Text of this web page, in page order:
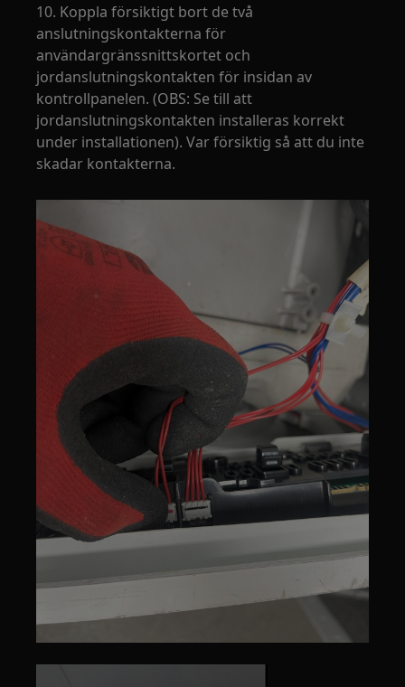
10. Koppla försiktigt bort de två
anslutningskontakterna för
användargränssnittskortet och
jordanslutningskontakten för insidan av
kontrollpanelen. (OBS: Se till att
jordanslutningskontakten installeras korrekt
under installationen). Var försiktig så att du inte
skadar kontakterna.